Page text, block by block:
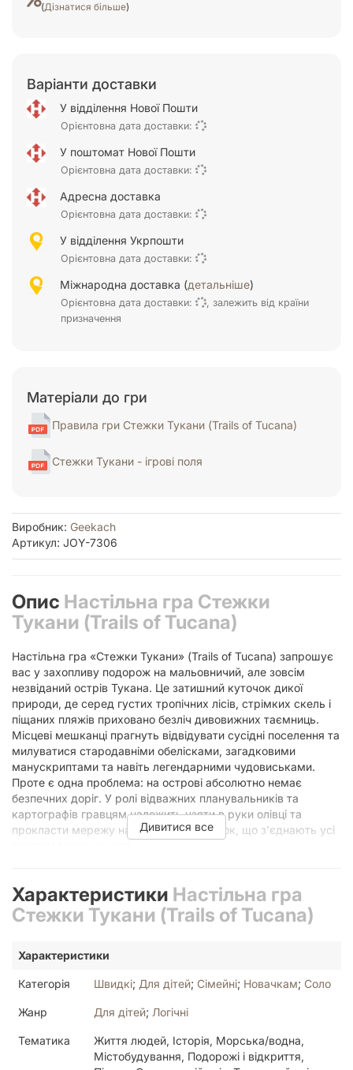
(Дізнатися більше)
Варіанти доставки
У відділення Нової Пошти
Орієнтовна дата доставки:
У поштомат Нової Пошти
Орієнтовна дата доставки:
Адресна доставка
Орієнтовна дата доставки:
У відділення Укрпошти
Орієнтовна дата доставки:
Міжнародна доставка (детальніше)
Орієнтовна дата доставки:
, залежить від країни
призначення
Матеріали до гри
Правила гри Стежки Тукани (Trails of Tucana)
Стежки Тукани - ігрові поля
Виробник: Geekach
Артикул: JOY-7306
Опис Настільна гра Стежки
Тукани (Trails of Tucana)
Настільна гра «Стежки Тукани» (Trails of Tucana) запрошує
вас у захопливу подорож на мальовничий, але зовсім
незвіданий острів Тукана. Це затишний куточок дикої
природи, де серед густих тропічних лісів, стрімких скель і
піщаних пляжів приховано безліч дивовижних таємниць.
Місцеві мешканці прагнуть відвідувати сусідні поселення та
милуватися стародавніми обелісками, загадковими
манускриптами та навіть легендарними чудовиськами.
Проте є одна проблема: на острові абсолютно немає
безпечних доріг. У ролі відважних планувальників та
картографів гравцям належить узяти в руки олівці та
прокласти мережу найзручніших стежок, що з'єднають усі
Прокладайте маршрути
одночасно
динамічну ігрову механіку «переверни та запиши» (flip-and-
write). На відміну від класичних ігор з кубиками, тут
випадковість контролюється колодою карт місцевості.
Кожен хід ведучий відкриває дві карти з колоди, які
пустелю, ліс, гори чи воду. Усі учасники діють одночасно,
що повністю виключає довге очікування своєї черги.
Дивитися все
Характеристики Настільна гра
Стежки Тукани (Trails of Tucana)
Характеристики
Категорія Швидкі; Для дітей; Сімейні; Новачкам; Соло
Жанр Для дітей; Логічні
Тематика
Життя людей, Історія, Морська/водна,
Містобудування, Подорожі і відкриття,